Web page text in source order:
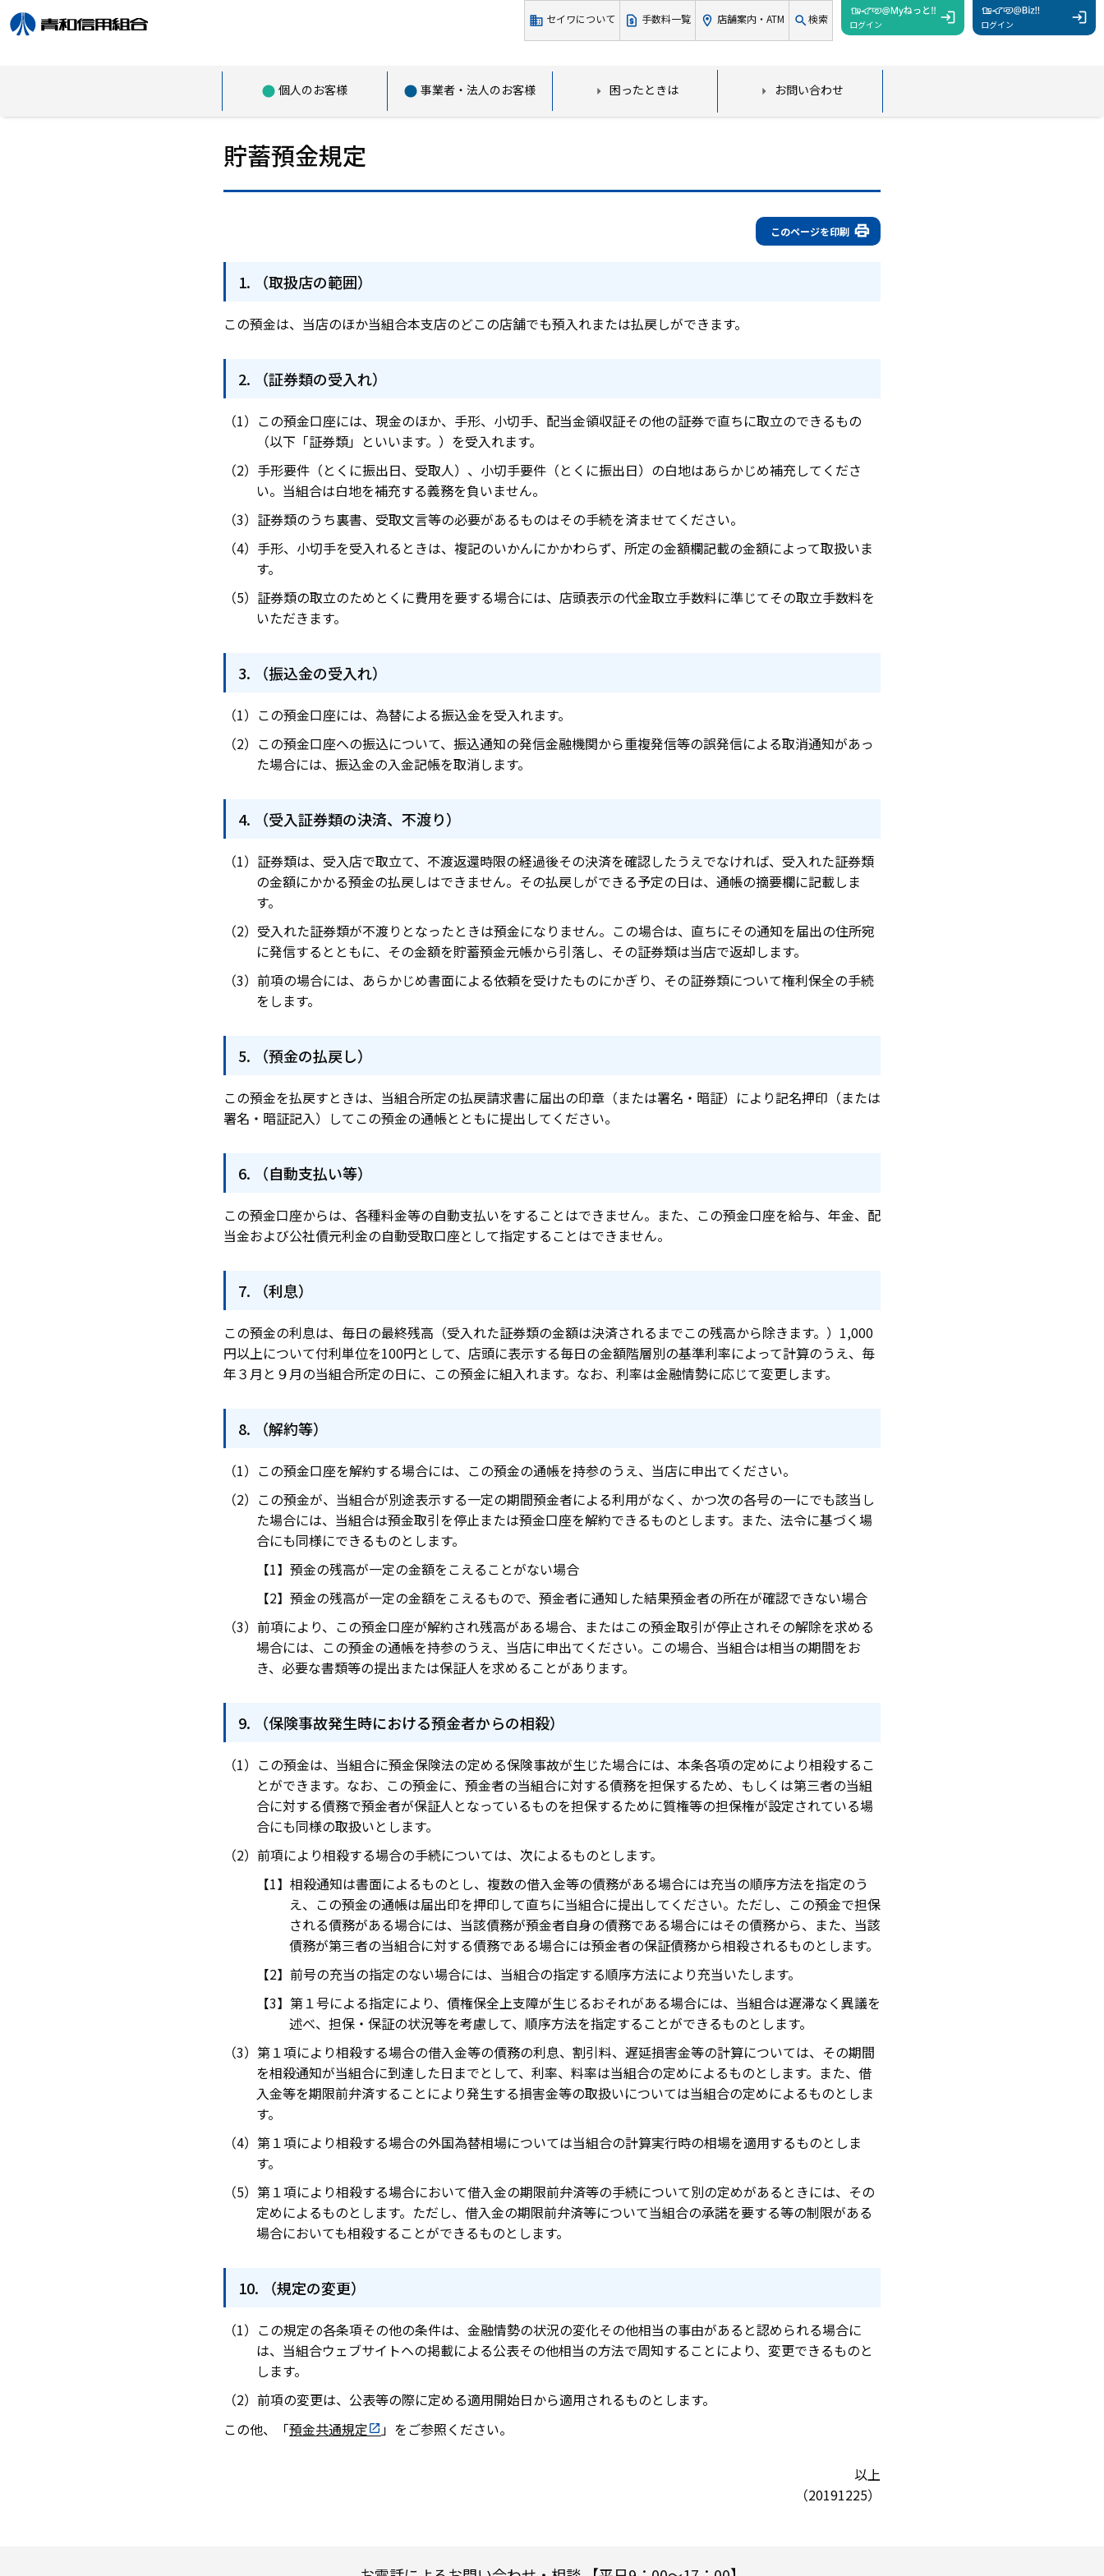
セイワについて 手数料一覧 店舗案内・ATM 検索 ログイン ログイン
個人のお客様 事業者・法人のお客様 困ったときは お問い合わせ
貯蓄預金規定
このページを印刷
（取扱店の範囲）
この預金は、当店のほか当組合本支店のどこの店舗でも預入れまたは払戻しができます。
（証券類の受入れ）
この預金口座には、現金のほか、手形、小切手、配当金領収証その他の証券で直ちに取立のできるもの
（以下「証券類」といいます。）を受入れます。
手形要件（とくに振出日、受取人）、小切手要件（とくに振出日）の白地はあらかじめ補充してくださ
い。当組合は白地を補充する義務を負いません。
証券類のうち裏書、受取文言等の必要があるものはその手続を済ませてください。
手形、小切手を受入れるときは、複記のいかんにかかわらず、所定の金額欄記載の金額によって取扱いま
す。
証券類の取立のためとくに費用を要する場合には、店頭表示の代金取立手数料に準じてその取立手数料を
いただきます。
（振込金の受入れ）
この預金口座には、為替による振込金を受入れます。
この預金口座への振込について、振込通知の発信金融機関から重複発信等の誤発信による取消通知があっ
た場合には、振込金の入金記帳を取消します。
（受入証券類の決済、不渡り）
証券類は、受入店で取立て、不渡返還時限の経過後その決済を確認したうえでなければ、受入れた証券類
の金額にかかる預金の払戻しはできません。その払戻しができる予定の日は、通帳の摘要欄に記載しま
す。
受入れた証券類が不渡りとなったときは預金になりません。この場合は、直ちにその通知を届出の住所宛
に発信するとともに、その金額を貯蓄預金元帳から引落し、その証券類は当店で返却します。
前項の場合には、あらかじめ書面による依頼を受けたものにかぎり、その証券類について権利保全の手続
をします。
（預金の払戻し）
この預金を払戻すときは、当組合所定の払戻請求書に届出の印章（または署名・暗証）により記名押印（または
署名・暗証記入）してこの預金の通帳とともに提出してください。
（自動支払い等）
この預金口座からは、各種料金等の自動支払いをすることはできません。また、この預金口座を給与、年金、配
当金および公社債元利金の自動受取口座として指定することはできません。
（利息）
この預金の利息は、毎日の最終残高（受入れた証券類の金額は決済されるまでこの残高から除きます。）1,000
円以上について付利単位を100円として、店頭に表示する毎日の金額階層別の基準利率によって計算のうえ、毎
年３月と９月の当組合所定の日に、この預金に組入れます。なお、利率は金融情勢に応じて変更します。
（解約等）
この預金口座を解約する場合には、この預金の通帳を持参のうえ、当店に申出てください。
この預金が、当組合が別途表示する一定の期間預金者による利用がなく、かつ次の各号の一にでも該当し
た場合には、当組合は預金取引を停止または預金口座を解約できるものとします。また、法令に基づく場
合にも同様にできるものとします。
預金の残高が一定の金額をこえることがない場合
預金の残高が一定の金額をこえるもので、預金者に通知した結果預金者の所在が確認できない場合
前項により、この預金口座が解約され残高がある場合、またはこの預金取引が停止されその解除を求める
場合には、この預金の通帳を持参のうえ、当店に申出てください。この場合、当組合は相当の期間をお
き、必要な書類等の提出または保証人を求めることがあります。
（保険事故発生時における預金者からの相殺）
この預金は、当組合に預金保険法の定める保険事故が生じた場合には、本条各項の定めにより相殺するこ
とができます。なお、この預金に、預金者の当組合に対する債務を担保するため、もしくは第三者の当組
合に対する債務で預金者が保証人となっているものを担保するために質権等の担保権が設定されている場
合にも同様の取扱いとします。
前項により相殺する場合の手続については、次によるものとします。
相殺通知は書面によるものとし、複数の借入金等の債務がある場合には充当の順序方法を指定のう
え、この預金の通帳は届出印を押印して直ちに当組合に提出してください。ただし、この預金で担保
される債務がある場合には、当該債務が預金者自身の債務である場合にはその債務から、また、当該
債務が第三者の当組合に対する債務である場合には預金者の保証債務から相殺されるものとします。
前号の充当の指定のない場合には、当組合の指定する順序方法により充当いたします。
第１号による指定により、債権保全上支障が生じるおそれがある場合には、当組合は遅滞なく異議を
述べ、担保・保証の状況等を考慮して、順序方法を指定することができるものとします。
第１項により相殺する場合の借入金等の債務の利息、割引料、遅延損害金等の計算については、その期間
を相殺通知が当組合に到達した日までとして、利率、料率は当組合の定めによるものとします。また、借
入金等を期限前弁済することにより発生する損害金等の取扱いについては当組合の定めによるものとしま
す。
第１項により相殺する場合の外国為替相場については当組合の計算実行時の相場を適用するものとしま
す。
第１項により相殺する場合において借入金の期限前弁済等の手続について別の定めがあるときには、その
定めによるものとします。ただし、借入金の期限前弁済等について当組合の承諾を要する等の制限がある
場合においても相殺することができるものとします。
（規定の変更）
この規定の各条項その他の条件は、金融情勢の状況の変化その他相当の事由があると認められる場合に
は、当組合ウェブサイトヘの掲載による公表その他相当の方法で周知することにより、変更できるものと
します。
前項の変更は、公表等の際に定める適用開始日から適用されるものとします。
この他、「預金共通規定 」をご参照ください。
以上
（20191225）